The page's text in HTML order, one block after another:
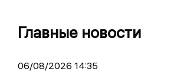
Главные новости
06/08/2026 14:35